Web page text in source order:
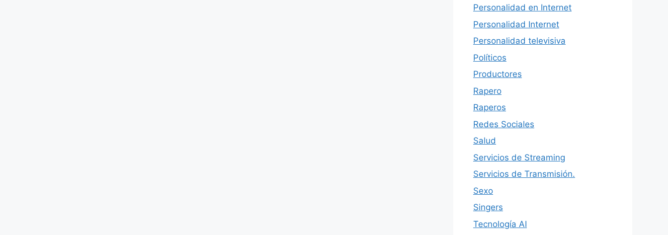
Personalidad en Internet
Personalidad Internet
Personalidad televisiva
Políticos
Productores
Rapero
Raperos
Redes Sociales
Salud
Servicios de Streaming
Servicios de Transmisión.
Sexo
Singers
Tecnología AI